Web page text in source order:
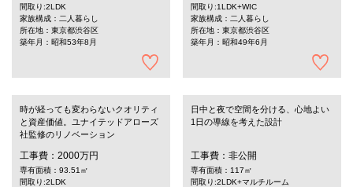
間取り:2LDK
家族構成：二人暮らし
所在地：東京都渋谷区
築年月：昭和53年8月
間取り:1LDK+WIC
家族構成：二人暮らし
所在地：東京都渋谷区
築年月：昭和49年6月
時が経っても変わらないクオリティ
と資産価値。ユナイテッドアローズ
社監修のリノベーション
工事費：2000万円
専有面積：93.51㎡
間取り:2LDK
日中と夜で空間を分ける、心地よい
1日の導線を考えた設計
工事費：非公開
専有面積：117㎡
間取り:2LDK+マルチルーム